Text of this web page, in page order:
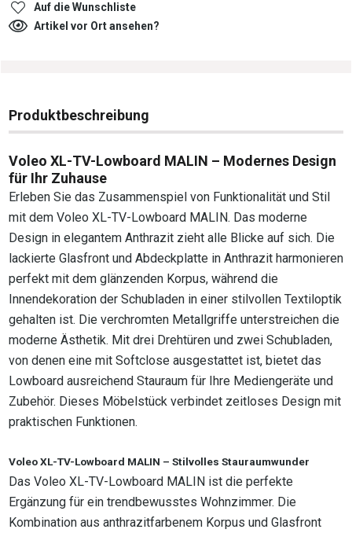
Auf die Wunschliste
Artikel vor Ort ansehen?
Produktbeschreibung
Voleo XL-TV-Lowboard MALIN – Modernes Design
für Ihr Zuhause
Erleben Sie das Zusammenspiel von Funktionalität und Stil
mit dem Voleo XL-TV-Lowboard MALIN. Das moderne
Design in elegantem Anthrazit zieht alle Blicke auf sich. Die
lackierte Glasfront und Abdeckplatte in Anthrazit harmonieren
perfekt mit dem glänzenden Korpus, während die
Innendekoration der Schubladen in einer stilvollen Textiloptik
gehalten ist. Die verchromten Metallgriffe unterstreichen die
moderne Ästhetik. Mit drei Drehtüren und zwei Schubladen,
von denen eine mit Softclose ausgestattet ist, bietet das
Lowboard ausreichend Stauraum für Ihre Mediengeräte und
Zubehör. Dieses Möbelstück verbindet zeitloses Design mit
praktischen Funktionen.
Voleo XL-TV-Lowboard MALIN – Stilvolles Stauraumwunder
Das Voleo XL-TV-Lowboard MALIN ist die perfekte
Ergänzung für ein trendbewusstes Wohnzimmer. Die
Kombination aus anthrazitfarbenem Korpus und Glasfront